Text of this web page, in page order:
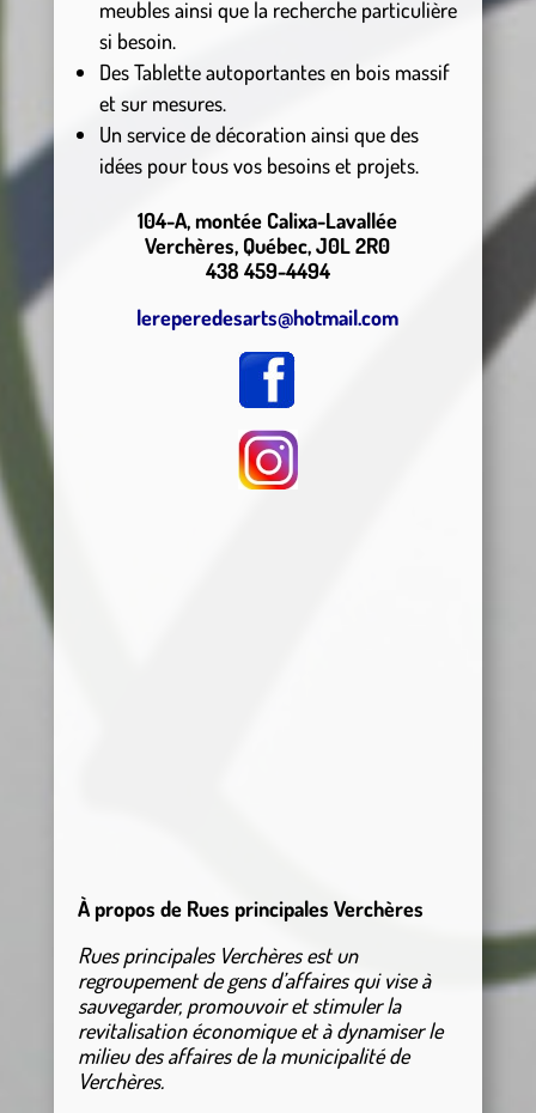
meubles ainsi que la recherche particulière
si besoin.
Des Tablette autoportantes en bois massif
et sur mesures.
Un service de décoration ainsi que des
idées pour tous vos besoins et projets.
104-A, montée Calixa-Lavallée
Verchères, Québec, J0L 2R0
438 459-4494
lereperedesarts@hotmail.com
À propos de Rues principales Verchères
Rues principales Verchères est un
regroupement de gens d’affaires qui vise à
sauvegarder, promouvoir et stimuler la
revitalisation économique et à dynamiser le
milieu des affaires de la municipalité de
Verchères.